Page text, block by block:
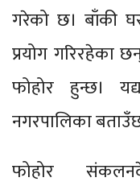
गरेको छ। बाँकी
प्रयोग गरिरहेका
फोहोर हुन्छ।
नगरपालिका
फोहोर